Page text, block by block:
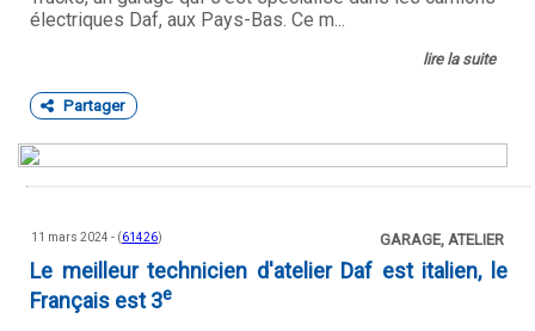
électriques Daf, aux Pays-Bas. Ce m...
lire la suite
Partager
11 mars 2024 - (61426) GARAGE, ATELIER
Le meilleur technicien d'atelier Daf est italien, le
Français est 3e